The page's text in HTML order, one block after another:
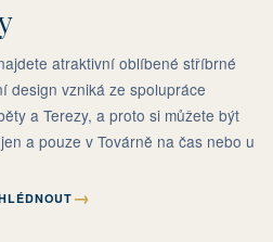
atraktivní oblíbené stříbrné
design vzniká ze spolupráce
a Terezy, a proto si můžete být
a pouze v Továrně na čas nebo u
→